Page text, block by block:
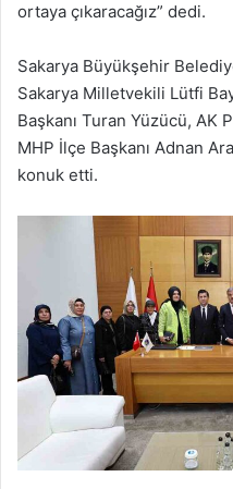
ortaya çıkaracağız” dedi.
Sakarya Büyükşehir
Sakarya Milletvekili Lütfi
Başkanı Turan Yüzücü, AK
MHP İlçe Başkanı Adnan
konuk etti.